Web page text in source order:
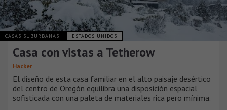
CASAS SUBURBANAS ESTADOS UNIDOS
Casa con vistas a Tetherow
Hacker
El diseño de esta casa familiar en el alto paisaje desértico
del centro de Oregón equilibra una disposición espacial
sofisticada con una paleta de materiales rica pero mínima.